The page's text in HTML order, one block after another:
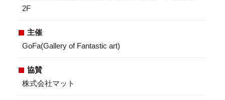
2F
主催
GoFa(Gallery of Fantastic art)
協賛
株式会社マット